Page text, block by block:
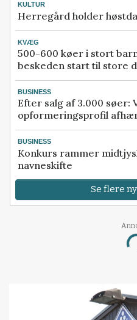
KULTUR
Herregård holder
KVÆG
500-600 køer i stort
beskeden start til store
BUSINESS
Efter salg af 3.000 søer:
opformeringsprofil
BUSINESS
Konkurs rammer
navneskifte
Se flere